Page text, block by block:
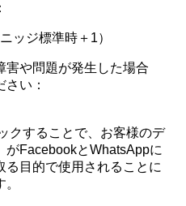
ッジ標準時＋1）
害や問題が発生した場合
い：
クすることで、お客様のデ
がFacebookとWhatsAppに
目的で使用されることに